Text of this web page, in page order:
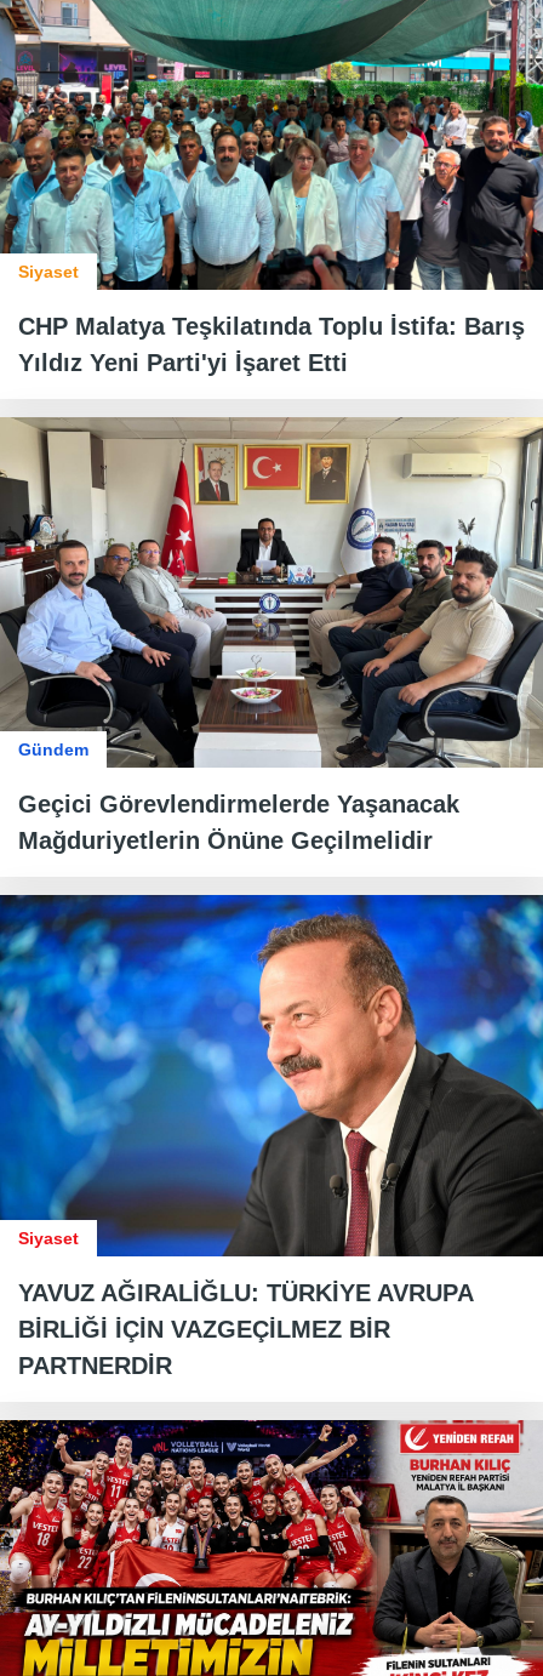
Siyaset
CHP Malatya Teşkilatında Toplu İstifa: Barış
Yıldız Yeni Parti'yi İşaret Etti
Gündem
Geçici Görevlendirmelerde Yaşanacak
Mağduriyetlerin Önüne Geçilmelidir
Siyaset
YAVUZ AĞIRALİĞLU: TÜRKİYE AVRUPA
BİRLİĞİ İÇİN VAZGEÇİLMEZ BİR
PARTNERDİR